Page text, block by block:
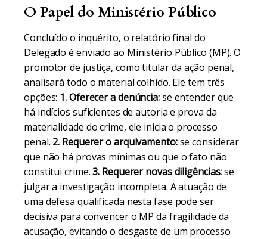
O Papel do Ministério Público
Concluído o inquérito, o relatório final do
Delegado é enviado ao Ministério Público (MP). O
promotor de justiça, como titular da ação penal,
analisará todo o material colhido. Ele tem três
opções: 1. Oferecer a denúncia:se entender que
há indícios suficientes de autoria e prova da
materialidade do crime, ele inicia o processo
penal. 2. Requerer o arquivamento:se considerar
que não há provas mínimas ou que o fato não
constitui crime.3. Requerer novas diligências:se
julgar a investigação incompleta. A atuação de
uma defesa qualificada nesta fase pode ser
decisiva para convencer o MP da fragilidade da
acusação, evitando o desgaste de um processo